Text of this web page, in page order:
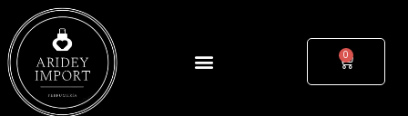
contenido
Menu Cart